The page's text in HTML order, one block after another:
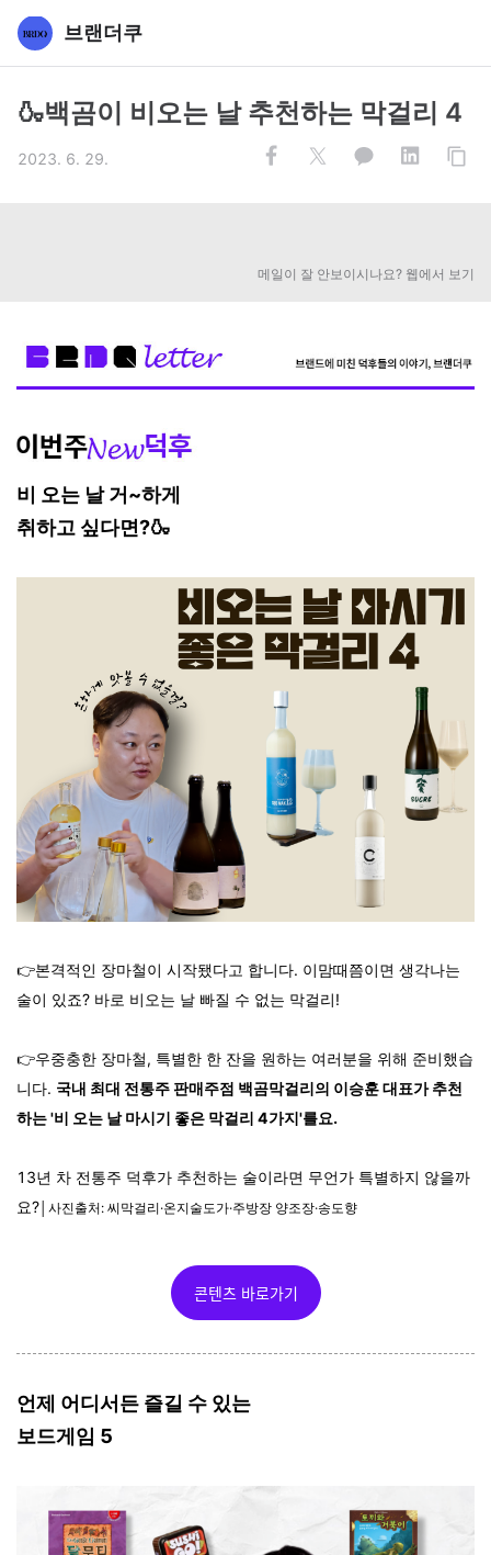
브랜더쿠
🍶백곰이 비오는 날 추천하는 막걸리 4
2023. 6. 29.
메일이 잘 안보이시나요? 웹에서 보기
비 오는 날 거~하게
취하고 싶다면?🍶
👉본격적인 장마철이 시작됐다고 합니다. 이맘때쯤이면 생각나는
술이 있죠? 바로 비오는 날 빠질 수 없는 막걸리!
👉우중충한 장마철, 특별한 한 잔을 원하는 여러분을 위해 준비했습
니다. 국내 최대 전통주 판매주점 백곰막걸리의 이승훈 대표가 추천
하는 '비 오는 날 마시기 좋은 막걸리 4가지'를요.
13년 차 전통주 덕후가 추천하는 술이라면 무언가 특별하지 않을까
요? │사진출처: 씨막걸리·온지술도가·주방장 양조장·송도향
콘텐츠 바로가기
언제 어디서든 즐길 수 있는
보드게임 5